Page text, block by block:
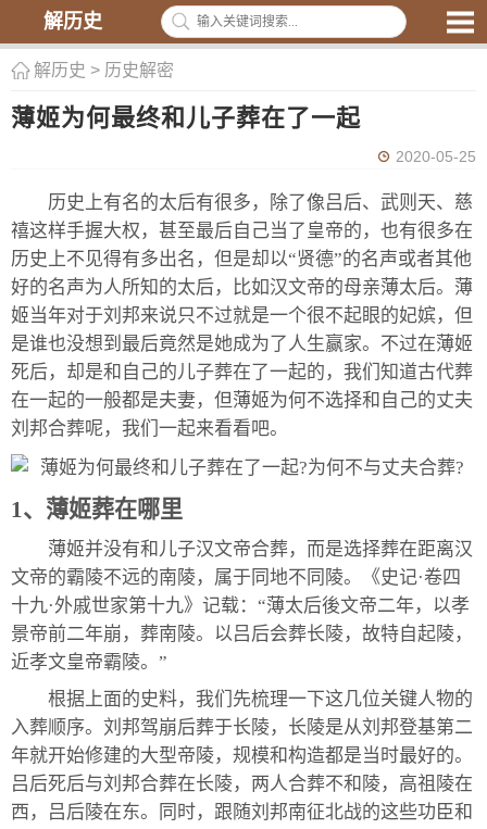
解历史
解历史 > 历史解密
薄姬为何最终和儿子葬在了一起
2020-05-25
历史上有名的太后有很多，除了像吕后、武则天、慈
禧这样手握大权，甚至最后自己当了皇帝的，也有很多在
历史上不见得有多出名，但是却以“贤德”的名声或者其他
好的名声为人所知的太后，比如汉文帝的母亲薄太后。薄
姬当年对于刘邦来说只不过就是一个很不起眼的妃嫔，但
是谁也没想到最后竟然是她成为了人生赢家。不过在薄姬
死后，却是和自己的儿子葬在了一起的，我们知道古代葬
在一起的一般都是夫妻，但薄姬为何不选择和自己的丈夫
刘邦合葬呢，我们一起来看看吧。
1、薄姬葬在哪里
薄姬并没有和儿子汉文帝合葬，而是选择葬在距离汉
文帝的霸陵不远的南陵，属于同地不同陵。《史记·卷四
十九·外戚世家第十九》记载：“薄太后後文帝二年，以孝
景帝前二年崩，葬南陵。以吕后会葬长陵，故特自起陵，
近孝文皇帝霸陵。”
根据上面的史料，我们先梳理一下这几位关键人物的
入葬顺序。刘邦驾崩后葬于长陵，长陵是从刘邦登基第二
年就开始修建的大型帝陵，规模和构造都是当时最好的。
吕后死后与刘邦合葬在长陵，两人合葬不和陵，高祖陵在
西，吕后陵在东。同时，跟随刘邦南征北战的这些功臣和